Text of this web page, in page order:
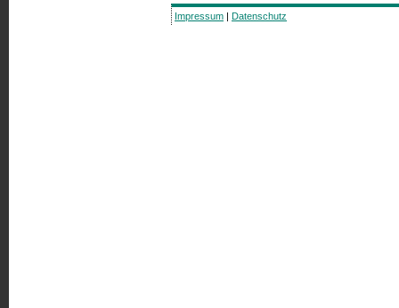
Impressum | Datenschutz